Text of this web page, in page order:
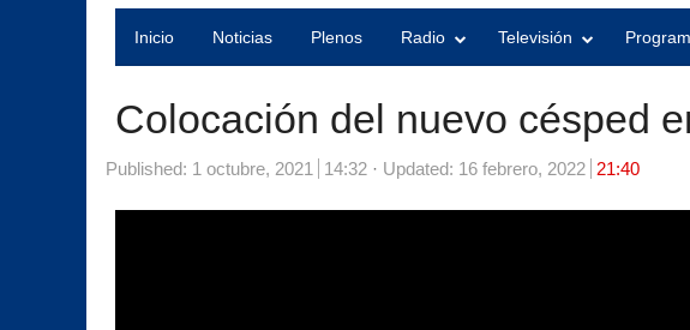
Inicio Noticias Plenos Radio Televisión
Colocación del nuevo césped
Published: 1 octubre, 2021 14:32 Updated: 16 febrero, 2022 21:40